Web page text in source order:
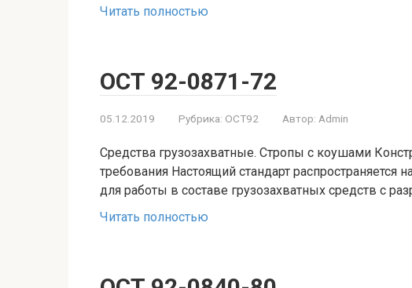
Читать полностью
ОСТ 92-0871-72
05.12.2019 Рубрика: ОСТ92 Автор: Admin
Средства грузозахватные. Стропы с коушами
требования Настоящий стандарт
для работы в составе грузозахватных средств с
Читать полностью